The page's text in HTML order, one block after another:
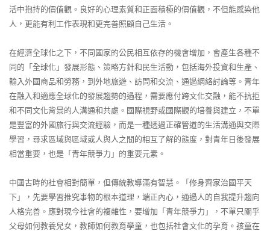
活中抱持的價值觀。良好的心理素質和正面積極的價值觀，不但能感染他
人，更能有利工作表現和更完善照顧自己生活。
在經濟全球化之下，不同國家的公民相互依存的機會增加，會產生各種不
同的「全球化」發展形態、策略方針和民生活動，包括海外投資和生產、
輸入外國商品和勞務，到外地旅遊、訪問和交流、通過網絡討論等。青年
在融入和適應全球化的發展趨勢的過程，需要應付跨文化交融，能不抗拒
和不同文化背景的人溝通和共處。國際視野或國際觀的培養與建立，不單
是豐富的外國旅行與交流經驗，而是一種透過正確管道的生活溝通與交際
學習，尋求區域與區域或人與人之間的相互了解的態度，對青年日後發展
相當重要，也是「青年競爭力」的重要元素。
中國古時的社會相對簡單，但傳統教導滿有智慧。「修身齊家治國平天
下」，先要學習推究事物的根本道理，端正內心，通過人的自我提升趨向
人格完善。應對現今社會的複雜性，要增加「青年競爭力」，不單只關乎
父母如何教養兒女，教師如何教育學童，也包括社會文化的孕育。孩童在